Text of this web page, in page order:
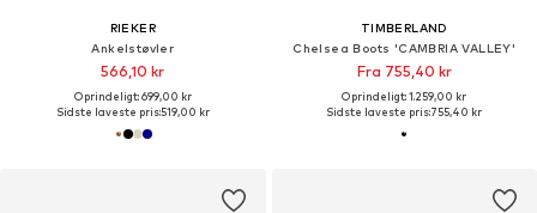
RIEKER
Ankelstøvler
566,10 kr
Oprindeligt: 699,00 kr
Sidste laveste pris:519,00 kr
TIMBERLAND
Chelsea Boots 'CAMBRIA VALLEY'
Fra 755,40 kr
Oprindeligt: 1.259,00 kr
Sidste laveste pris:755,40 kr